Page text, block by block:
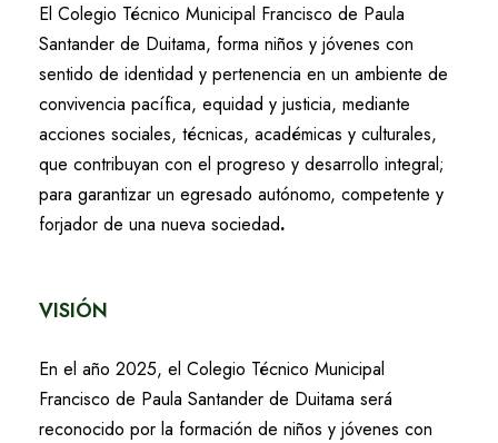
El Colegio Técnico Municipal Francisco de Paula
Santander de Duitama, forma niños y jóvenes con
sentido de identidad y pertenencia en un ambiente de
convivencia pacífica, equidad y justicia, mediante
acciones sociales, técnicas, académicas y culturales,
que contribuyan con el progreso y desarrollo integral;
para garantizar un egresado autónomo, competente y
forjador de una nueva sociedad.
VISIÓN
En el año 2025, el Colegio Técnico Municipal
Francisco de Paula Santander de Duitama será
reconocido por la formación de niños y jóvenes con